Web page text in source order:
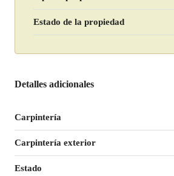
Estado de la propiedad
Detalles adicionales
Carpintería
Carpintería exterior
Estado